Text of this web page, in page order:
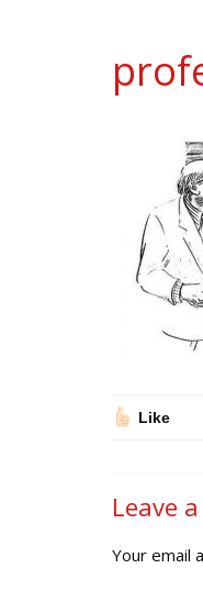
Like
Leave
Your email